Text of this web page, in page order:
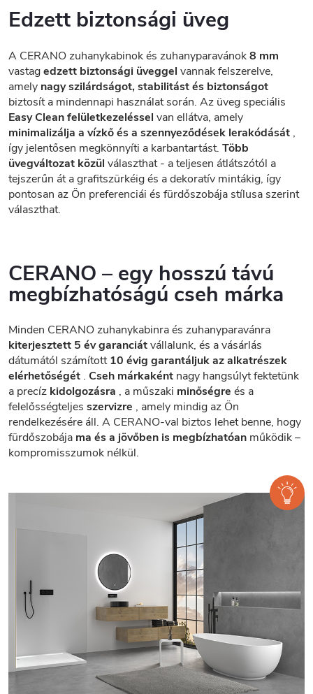
Edzett biztonsági üveg
A CERANO zuhanykabinok és zuhanyparavánok8 mm
vastagedzett biztonsági üveggel vannak felszerelve,
amely nagy szilárdságot, stabilitást és biztonságot
biztosít a mindennapi használat során. Az üveg speciális
Easy Clean felületkezeléssel van ellátva, amely
minimalizálja a vízkő és a szennyeződések lerakódását ,
így jelentősen megkönnyíti a karbantartást. Több
üvegváltozat közül választhat - a teljesen átlátszótól a
tejszerűn át a grafitszürkéig és a dekoratív mintákig, így
pontosan az Ön preferenciái és fürdőszobája stílusa szerint
választhat.
CERANO – egy hosszú távú
megbízhatóságú cseh márka
Minden CERANO zuhanykabinra és zuhanyparavánra
kiterjesztett 5 év garanciátvállalunk, és a vásárlás
dátumától számított10 évig garantáljuk az alkatrészek
elérhetőségét . Cseh márkaként nagy hangsúlyt fektetünk
a precíz kidolgozásra , a műszaki minőségre és a
felelősségteljes szervizre , amely mindig az Ön
rendelkezésére áll. A CERANO-val biztos lehet benne, hogy
fürdőszobája ma és a jövőben is megbízhatóan működik –
kompromisszumok nélkül.